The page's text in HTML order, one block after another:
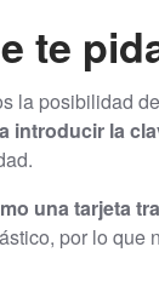
te
la posibilidad
introducir la
una tarjeta
por lo que